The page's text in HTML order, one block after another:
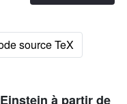
à partir de